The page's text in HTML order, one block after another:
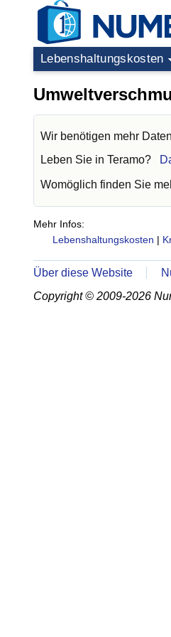
Lebenshaltungskosten
Wir benötigen mehr
Leben Sie in Teramo?
Womöglich finden Sie
Mehr Infos:
Lebenshaltungskosten |
Über diese Website
Copyright © 2009-2026